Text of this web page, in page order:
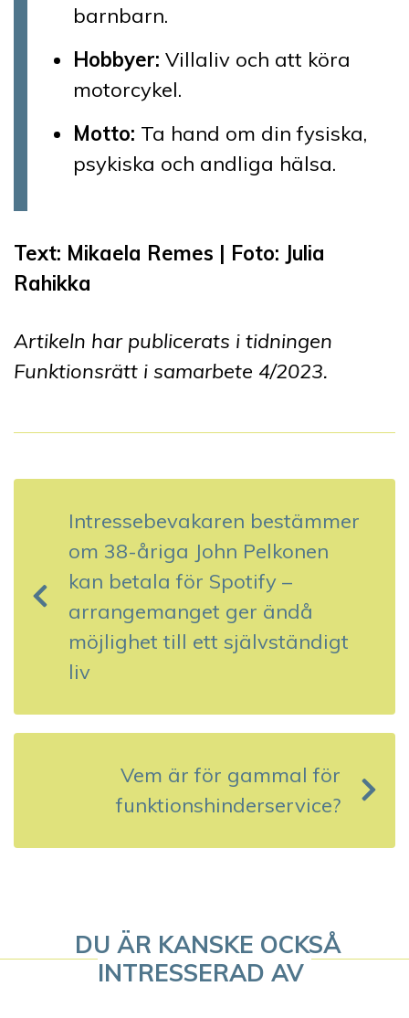
barnbarn.
Hobbyer: Villaliv och att köra
motorcykel.
Motto: Ta hand om din fysiska,
psykiska och andliga hälsa.
Text: Mikaela Remes | Foto: Julia
Rahikka
Artikeln har publicerats i tidningen
Funktionsrätt i samarbete 4/2023.
n
n
i
r
Intressebevakaren bestämmer
om 38-åriga John Pelkonen
kan betala för Spotify –
arrangemanget ger ändå
möjlighet till ett självständigt
liv
Vem är för gammal för
funktionshinderservice?
DU ÄR KANSKE OCKSÅ
INTRESSERAD AV